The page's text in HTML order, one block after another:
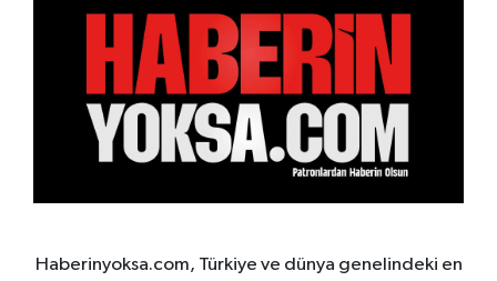
Haberinyoksa.com, Türkiye ve dünya genelindeki en